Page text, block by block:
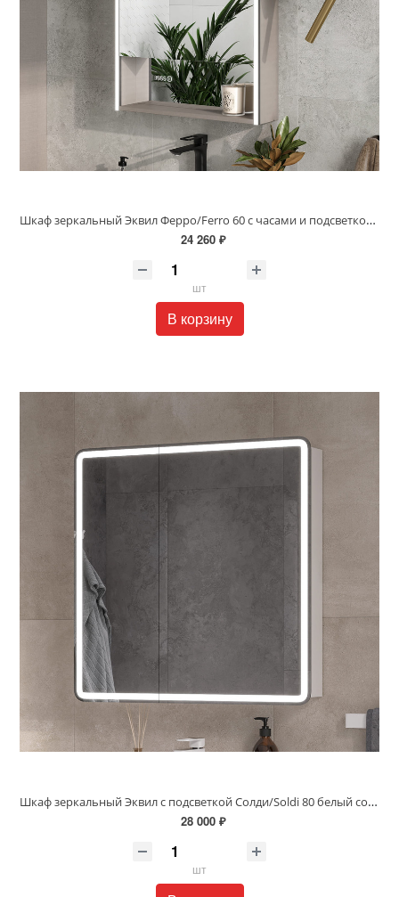
Шкаф зеркальный Эквил Ферро/Ferro 60 с часами и подсветкой правый лен антиацит zsFERRO60.R
24 260 ₽
шт
В корзину
Шкаф зеркальный Эквил с подсветкой Солди/Soldi 80 белый софт szSOLDI80
28 000 ₽
шт